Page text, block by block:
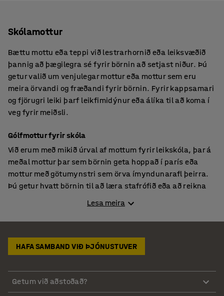
Skólamottur
Bættu mottu eða teppi við lestrarhornið eða leiksvæðið
þannig að þægilegra sé fyrir börnin að setjast niður. Þú
getur valið um venjulegar mottur eða mottur sem eru
meira örvandi og fræðandi fyrir börnin. Fyrir kappsamari
og fjörugri leiki þarf leikfimidýnur eða álíka til að koma í
veg fyrir meiðsli.
Gólfmottur fyrir skóla
Við erum með mikið úrval af mottum fyrir leikskóla, þar á
meðal mottur þar sem börnin geta hoppað í parís eða
mottur með götumynstri sem örva ímyndunarafl þeirra.
Þú getur hvatt börnin til að læra stafrófið eða að reikna
barnamotturnar okkar með myndum eru með stutt flos og
með hálkuvörn að neðanverðu sem halda þeim kyrrum
Leikmottur fyrir leikskóla og barnaheimili
Hringlaga mottur koma vel út í flestum aðstæðum og í
vöruúrvali okkar er hægt að velja úr ýmsum stærðum og
Lesa meira
HAFA SAMBAND VIÐ ÞJÓNUSTUVER
Getum við aðstoðað?